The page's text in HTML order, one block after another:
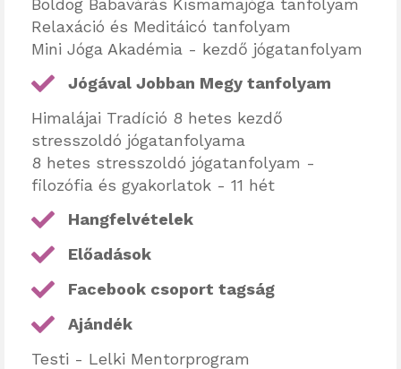
Boldog Babavárás Kismamajóga tanfolyam
Relaxáció és Meditáicó tanfolyam
Mini Jóga Akadémia - kezdő jógatanfolyam
Jógával Jobban Megy tanfolyam
Himalájai Tradíció 8 hetes kezdő
stresszoldó jógatanfolyama
8 hetes stresszoldó jógatanfolyam -
filozófia és gyakorlatok - 11 hét
Hangfelvételek
Előadások
Facebook csoport tagság
Ajándék
Testi - Lelki Mentorprogram